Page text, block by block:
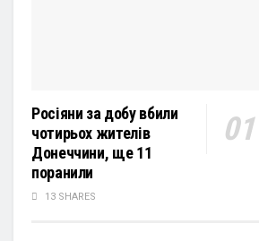
Росіяни за добу вбили
чотирьох жителів
Донеччини, ще 11
поранили
13 SHARES